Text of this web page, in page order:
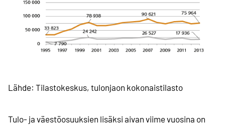
Lähde: Tilastokeskus, tulonjaon kokonaistilasto
Tulo- ja väestöosuuksien lisäksi aivan viime vuosina on